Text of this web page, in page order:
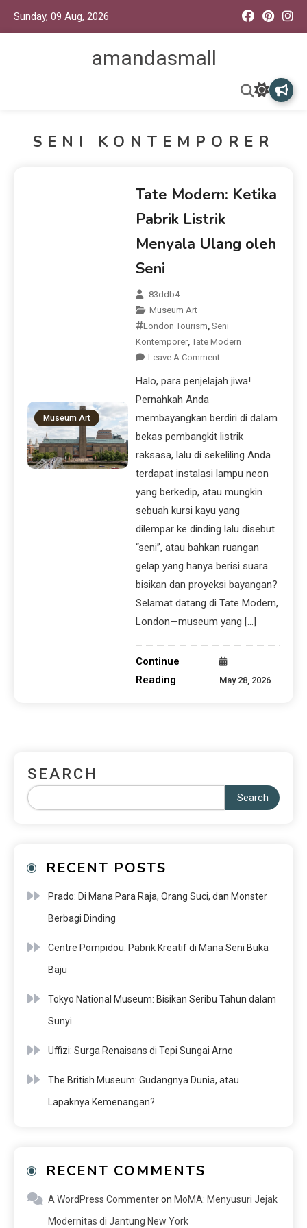
Sunday, 09 Aug, 2026
amandasmall
SENI KONTEMPORER
Museum Art
Tate Modern: Ketika
Pabrik Listrik
Menyala Ulang oleh
Seni
83ddb4
Museum Art
London Tourism,Seni
Kontemporer,Tate Modern
Leave A Comment
Halo, para penjelajah jiwa!
Pernahkah Anda
membayangkan berdiri di dalam
bekas pembangkit listrik
raksasa, lalu di sekeliling Anda
terdapat instalasi lampu neon
yang berkedip, atau mungkin
sebuah kursi kayu yang
dilempar ke dinding lalu disebut
“seni”, atau bahkan ruangan
gelap yang hanya berisi suara
bisikan dan proyeksi bayangan?
Selamat datang di Tate Modern,
London—museum yang […]
Continue
Reading
May 28, 2026
SEARCH
Search
RECENT POSTS
Prado: Di Mana Para Raja, Orang Suci, dan Monster
Berbagi Dinding
Centre Pompidou: Pabrik Kreatif di Mana Seni Buka
Baju
Tokyo National Museum: Bisikan Seribu Tahun dalam
Sunyi
Uffizi: Surga Renaisans di Tepi Sungai Arno
The British Museum: Gudangnya Dunia, atau
Lapaknya Kemenangan?
RECENT COMMENTS
A WordPress Commenteron MoMA: Menyusuri Jejak
Modernitas di Jantung New York